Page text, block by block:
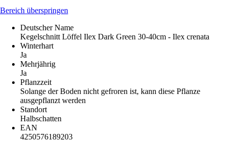
Bereich überspringen
Deutscher Name
Kegelschnitt Löffel Ilex Dark Green 30-40cm - Ilex crenata
Winterhart
Ja
Mehrjährig
Ja
Pflanzzeit
Solange der Boden nicht gefroren ist, kann diese Pflanze
ausgepflanzt werden
Standort
Halbschatten
EAN
4250576189203